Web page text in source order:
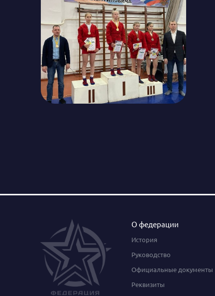
О федерации
История
Руководство
Официальные документы
Реквизиты